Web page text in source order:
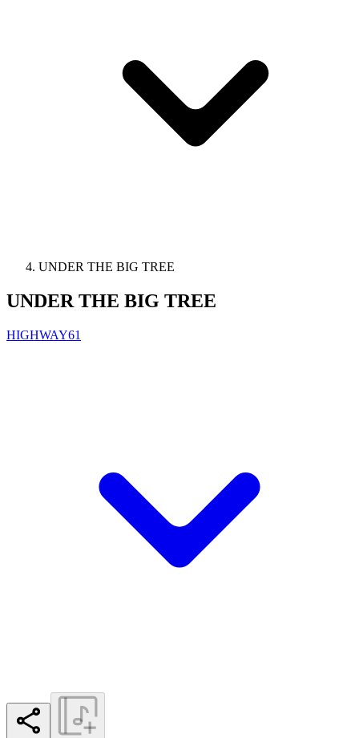
UNDER THE BIG TREE
UNDER THE BIG TREE
HIGHWAY61